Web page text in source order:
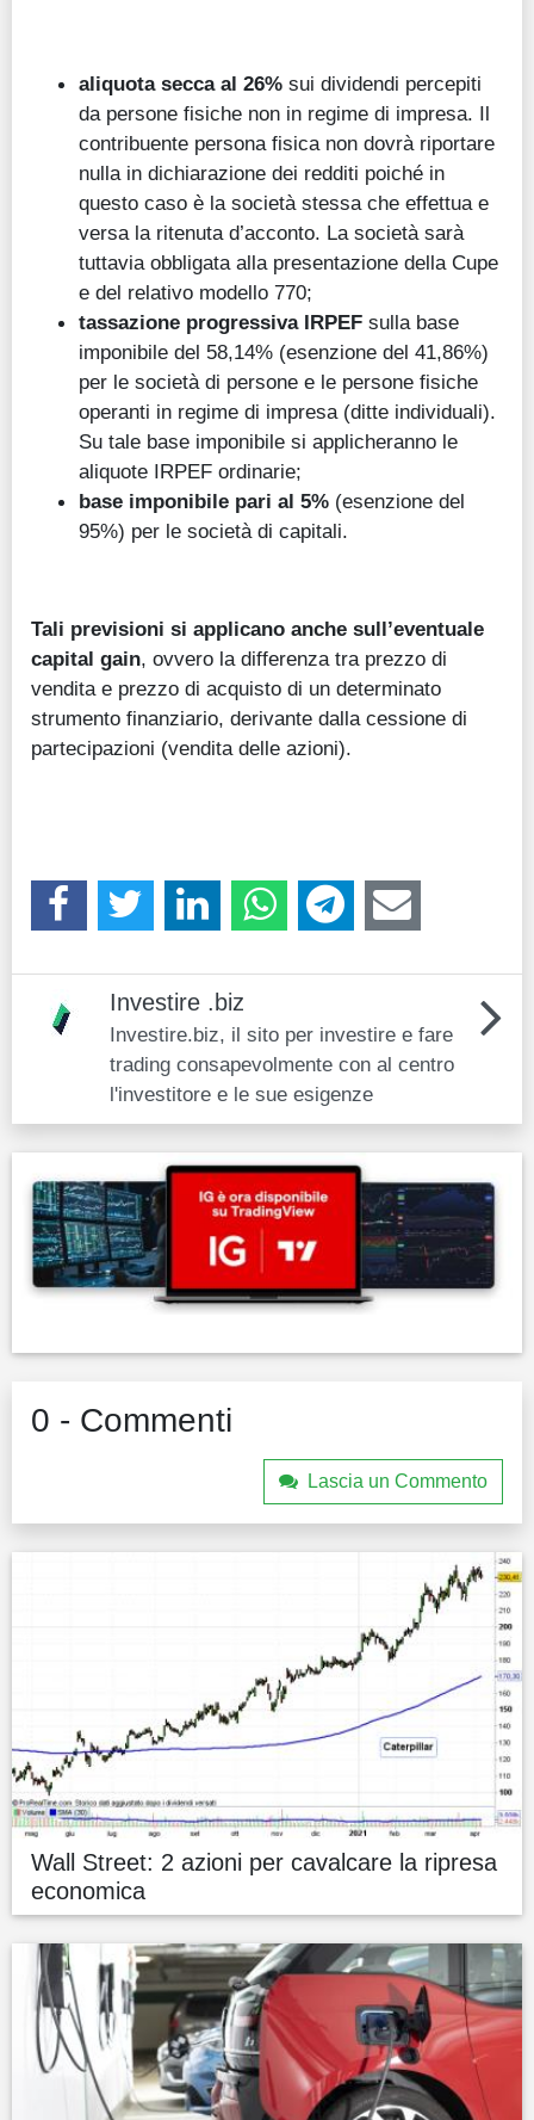
aliquota secca al 26% sui dividendi percepiti
da persone fisiche non in regime di impresa. Il
contribuente persona fisica non dovrà riportare
nulla in dichiarazione dei redditi poiché in
questo caso è la società stessa che effettua e
versa la ritenuta d’acconto. La società sarà
tuttavia obbligata alla presentazione della Cupe
e del relativo modello 770;
tassazione progressiva IRPEF sulla base
imponibile del 58,14% (esenzione del 41,86%)
per le società di persone e le persone fisiche
operanti in regime di impresa (ditte individuali).
Su tale base imponibile si applicheranno le
aliquote IRPEF ordinarie;
base imponibile pari al 5% (esenzione del
95%) per le società di capitali.
Tali previsioni si applicano anche sull’eventuale
capital gain, ovvero la differenza tra prezzo di
vendita e prezzo di acquisto di un determinato
strumento finanziario, derivante dalla cessione di
partecipazioni (vendita delle azioni).
Investire .biz
Investire.biz, il sito per investire e fare
trading consapevolmente con al centro
l'investitore e le sue esigenze
0 - Commenti
Lascia un Commento
Wall Street: 2 azioni per cavalcare la ripresa
economica